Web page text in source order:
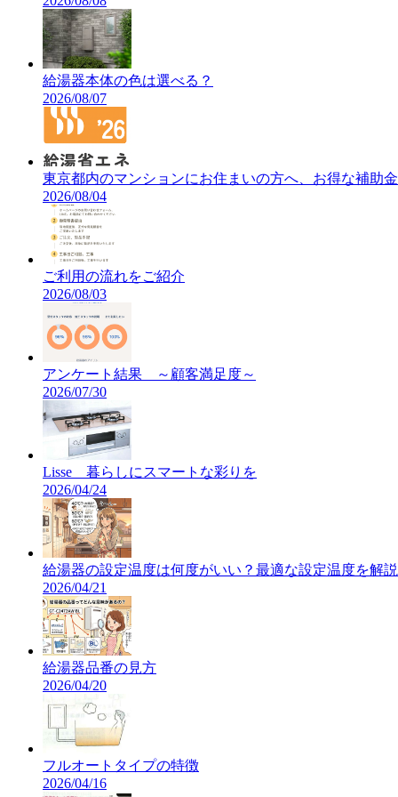
給湯器本体の色は選べる？
2026/08/07
東京都内のマンションにお住まいの方へ、お得な補助
2026/08/04
ご利用の流れをご紹介
2026/08/03
アンケート結果 ～顧客満足度～
2026/07/30
Lisse 暮らしにスマートな彩りを
2026/04/24
給湯器の設定温度は何度がいい？最適な設定温度を解説
2026/04/21
給湯器品番の見方
2026/04/20
フルオートタイプの特徴
2026/04/16